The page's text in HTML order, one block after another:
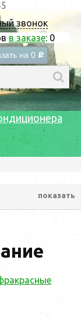
звонок
в заказе: 0
на 0 c
показать